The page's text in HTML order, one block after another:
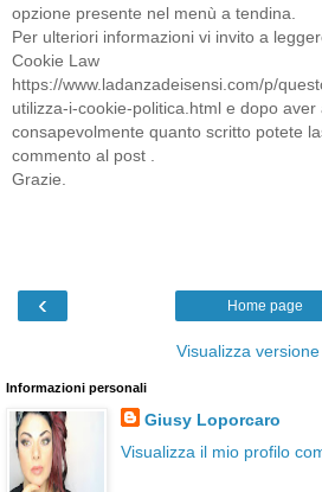
opzione presente nel menù a tendina.
Per ulteriori informazioni vi invito a
Cookie Law
https://www.ladanzadeisensi.com/p/
utilizza-i-cookie-politica.html e dopo aver
consapevolmente quanto scritto potete
commento al post .
Grazie.
‹ Home page
Visualizza
Informazioni personali
Giusy Loporcaro
Visualizza il mio profilo